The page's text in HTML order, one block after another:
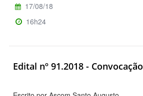
17/08/18
16h24
Edital nº 91.2018 - Convocação